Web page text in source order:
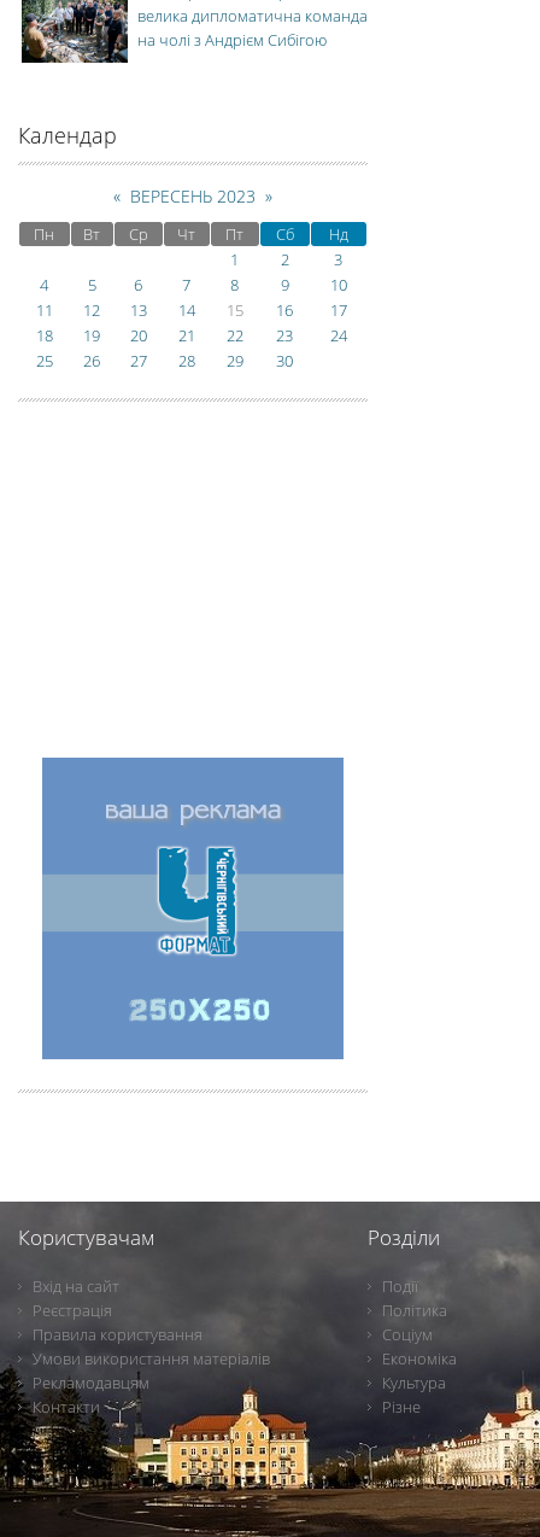
велика дипломатична команда
на чолі з Андрієм Сибігою
Календар
« ВЕРЕСЕНЬ 2023 »
Пн Вт Ср Чт Пт Сб
Нд
1
2
3
4
5 6 7 8 9
10
11
12 13 14 15 16
17
18
19 20 21 22 23
24
25
26 27 28 29 30
Користувачам
Вхід на сайт
Реєстрація
Правила користування
Умови використання матеріалів
Рекламодавцям
Контакти
Розділи
Події
Політика
Соціум
Економіка
Культура
Різне